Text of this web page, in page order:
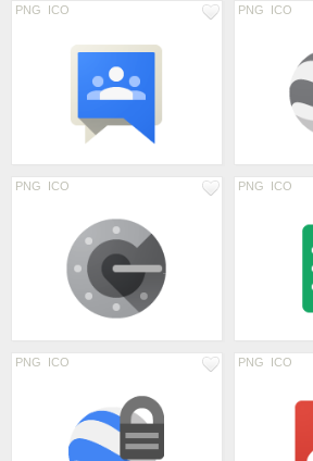
PNG ICO PNG ICO
PNG ICO PNG ICO
PNG ICO PNG ICO